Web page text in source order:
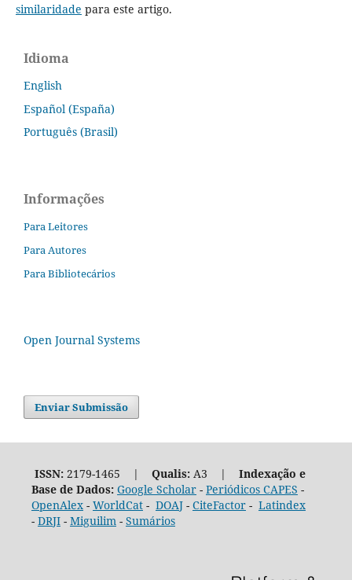
similaridade para este artigo.
Idioma
English
Español (España)
Português (Brasil)
Informações
Para Leitores
Para Autores
Para Bibliotecários
Open Journal Systems
Enviar Submissão
ISSN:2179-1465 | Qualis:A3 | Indexação e
Base de Dados: Google Scholar- Periódicos CAPES -
OpenAlex- WorldCat- DOAJ- CiteFactor- Latindex
- DRJI- Miguilim- Sumários